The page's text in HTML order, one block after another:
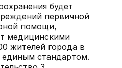
будет
первичной
помощи,
медицинскими
жителей города в
единым стандартом.